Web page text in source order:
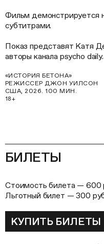
Фильм демонстрируется
субтитрами.
Показ представят Катя
авторы канала psycho daily.
«ИСТОРИЯ БЕТОНА»
РЕЖИССЕР ДЖОН УИЛСОН
США, 2026. 100 МИН.
18+
БИЛЕТЫ
Стоимость билета — 600
Льготный билет — 300
КУПИТЬ БИЛЕТЫ